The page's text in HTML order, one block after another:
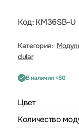
Код: KM36SB-U
Категория:
dular
В наличии <50
Цвет
Количество